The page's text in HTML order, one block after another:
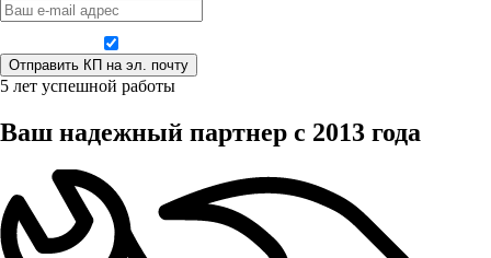
5 лет успешной работы
Ваш надежный партнер с 2013 года